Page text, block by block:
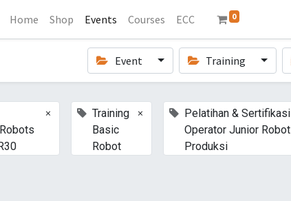
Home Shop Events Courses ECC 0
Event Training
×
Training
Basic
Robot
×
Pelatihan & Sertifikasi
Operator Junior Robot
Produksi